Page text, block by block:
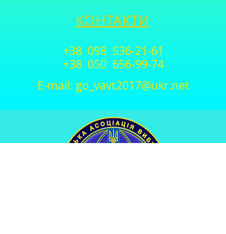
КОНТАКТИ
+38 098 536-21-61
+38 050 656-99-74
E-mail: go_vavt2017@ukr.net